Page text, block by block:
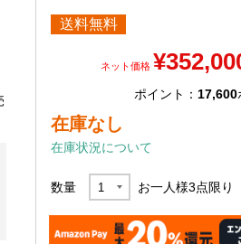
送料無料
ネット価格
ポイント： 17,600
在庫なし
在庫状況について
数量 お一人様3点限り